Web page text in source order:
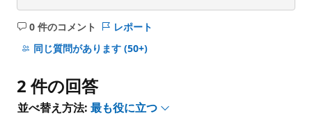
0 件のコメント
コ
メ
は
あ
レポート
同じ質問があります (50+)
2 件の回答
並べ替え方法: 最も役に立つ